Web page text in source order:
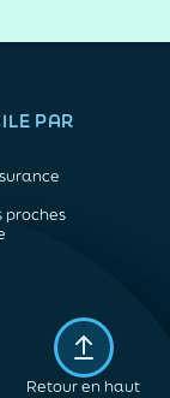
Retour en haut
PAR
proches